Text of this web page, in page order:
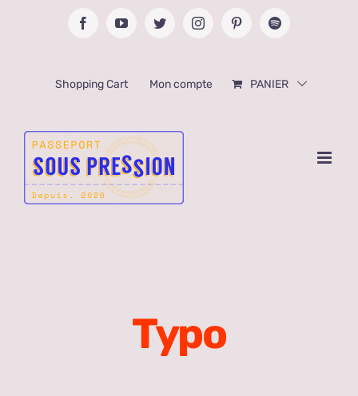
FacebookYouTubeTwitterInstagramPinterestSpotify
Shopping Cart Mon compte PANIER
Typo